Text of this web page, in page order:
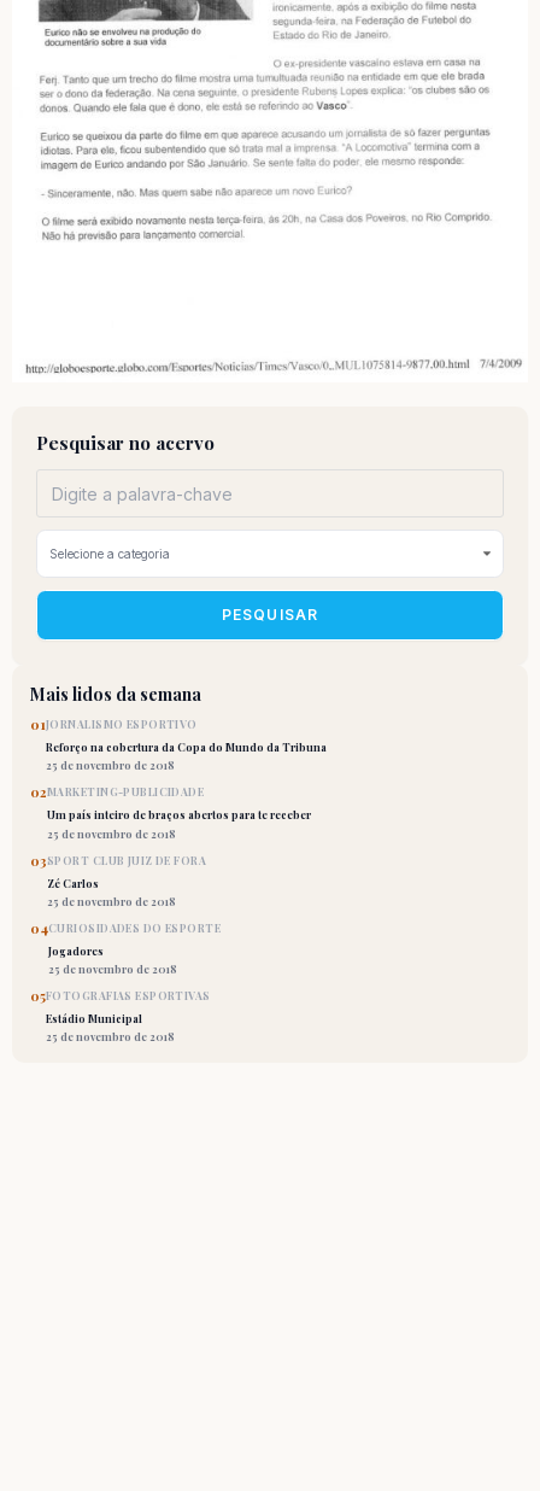
Pesquisar no acervo
PESQUISAR
Mais lidos da semana
01JORNALISMO ESPORTIVO
Reforço na cobertura da Copa do Mundo da Tribuna
25 de novembro de 2018
02 MARKETING-PUBLICIDADE
Um país inteiro de braços abertos para te receber
25 de novembro de 2018
03SPORT CLUB JUIZ DE FORA
Zé Carlos
25 de novembro de 2018
04CURIOSIDADES DO ESPORTE
Jogadores
25 de novembro de 2018
05FOTOGRAFIAS ESPORTIVAS
Estádio Municipal
25 de novembro de 2018